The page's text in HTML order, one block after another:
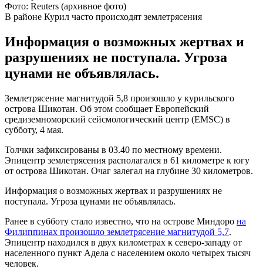
Фото: Reuters (архивное фото)
В районе Курил часто происходят землетрясения
Информация о возможных жертвах и
разрушениях не поступала. Угроза
цунами не объявлялась.
Землетрясение магнитудой 5,8 произошло у курильского
острова Шикотан. Об этом сообщает Европейский
средиземноморский сейсмологический центр (EMSC) в
субботу, 4 мая.
Толчки зафиксированы в 03.40 по местному времени.
Эпицентр землетрясения располагался в 61 километре к югу
от острова Шикотан. Очаг залегал на глубине 30 километров.
Информация о возможных жертвах и разрушениях не
поступала. Угроза цунами не объявлялась.
Ранее в субботу стало известно, что на острове Миндоро на
Филиппинах произошло землетрясение магнитудой 5,7.
Эпицентр находился в двух километрах к северо-западу от
населенного пункт Адела с населением около четырех тысяч
человек.